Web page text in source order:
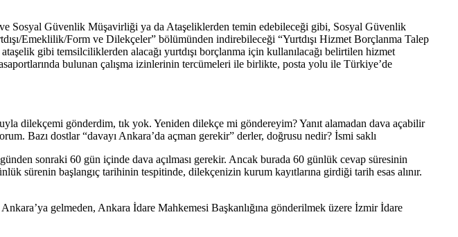
Sosyal Güvenlik Müşavirliği ya da Ataşeliklerden temin edebileceği gibi, Sosyal Güvenlik
Emeklilik/Form ve Dilekçeler” bölümünden indirebileceği “Yurtdışı Hizmet Borçlanma Talep
gibi temsilciliklerden alacağı yurtdışı borçlanma için kullanılacağı belirtilen hizmet
bulunan çalışma izinlerinin tercümeleri ile birlikte, posta yolu ile Türkiye’de
dilekçemi gönderdim, tık yok. Yeniden dilekçe mi göndereyim? Yanıt alamadan dava açabilir
Bazı dostlar “davayı Ankara’da açman gerekir” derler, doğrusu nedir? İsmi saklı
sonraki 60 gün içinde dava açılması gerekir. Ancak burada 60 günlük cevap süresinin
sürenin başlangıç tarihinin tespitinde, dilekçenizin kurum kayıtlarına girdiği tarih esas alınır.
gelmeden, Ankara İdare Mahkemesi Başkanlığına gönderilmek üzere İzmir İdare